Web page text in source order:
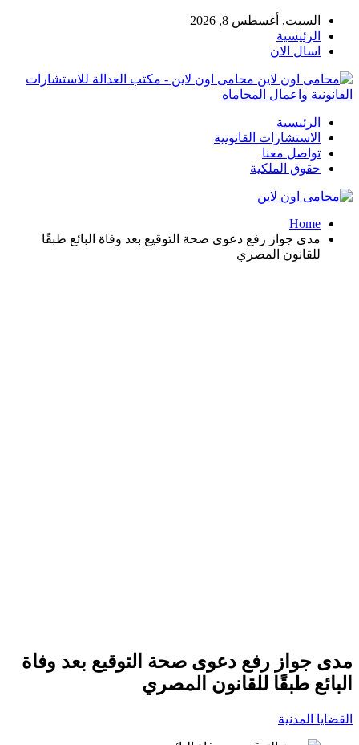
السبت, أغسطس 8, 2026
الرئيسية
اسال الان
محامى اون لاين - مكتب العدالة للاستشارات
القانونية واعمال المحاماه
الرئيسية
الاستشارات القانونية
تواصل معنا
حقوق الملكية
Home
مدى جواز رفع دعوى صحة التوقيع بعد وفاة البائع طبقًا
للقانون المصري
مدى جواز رفع دعوى صحة التوقيع بعد وفاة
البائع طبقًا للقانون المصري
القضايا المدنية